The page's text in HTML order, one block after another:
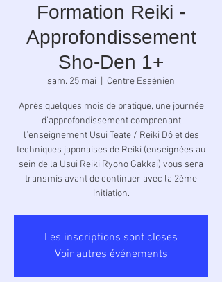
Formation Reiki -
Approfondissement
Sho-Den 1+
sam. 25 mai Centre Essénien
Après quelques mois de pratique, une journée
d'approfondissement comprenant
l’enseignement Usui Teate / Reiki Dô et des
techniques japonaises de Reiki (enseignées au
sein de la Usui Reiki Ryoho Gakkai) vous sera
transmis avant de continuer avec la 2ème
initiation.
Les inscriptions sont closes
Voir autres événements